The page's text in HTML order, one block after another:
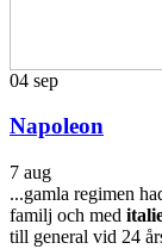
04 sep
Napoleon
7 aug
...gamla regimen
familj och med
till general vid 24